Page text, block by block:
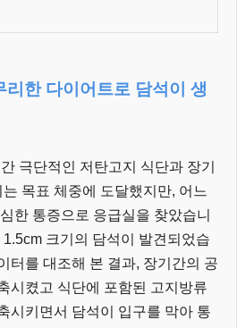
리한 다이어트로 담석이 생
극단적인 저탄고지 식단과 장기
목표 체중에 도달했지만, 어느
한 통증으로 응급실을 찾았습니
크기의 담석이 발견되었습
터를 대조해 본 결과, 장기간의 공
시켰고 식단에 포함된 고지방류
시키면서 담석이 입구를 막아 통